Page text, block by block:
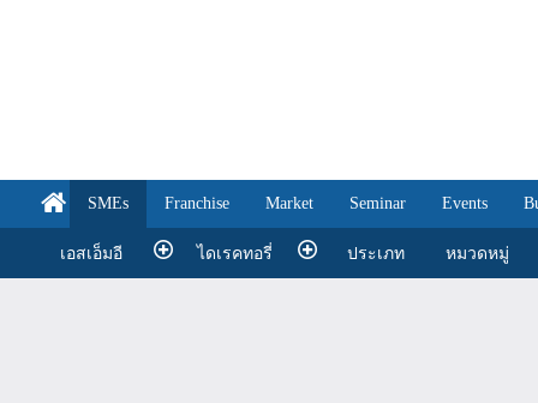
SMEs Franchise Market Seminar Events
เอสเอ็มอี ไดเรคทอรี่ ประเภท หมวดหมู่